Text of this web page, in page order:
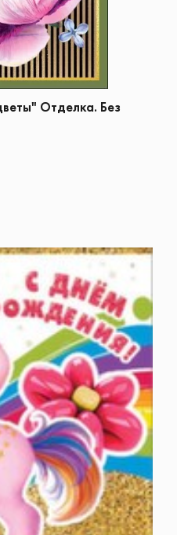
Отделка. Без